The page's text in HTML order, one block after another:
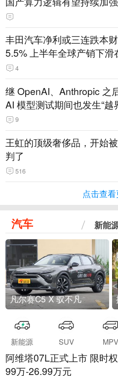
丰田汽车净利或三连跌本
5.5% 上半年全球产销下滑
14.3万辆
4
继 OpenAI、Anthropic 之
AI 模型测试期间也发生“越
9
王虹的顶级奢侈品，开始
判了
516
点击查
汽车 新能
凡尔赛C5 X 驭不凡
新能源 SUV MPV
阿维塔07L正式上市 限时
99万-26.99万元